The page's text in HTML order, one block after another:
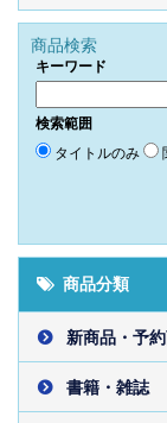
商品検索
キーワード
検索範囲
タイトルのみ
商品分類
新商品・予
書籍・雑誌